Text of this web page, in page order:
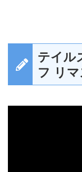
テイル
フ リ